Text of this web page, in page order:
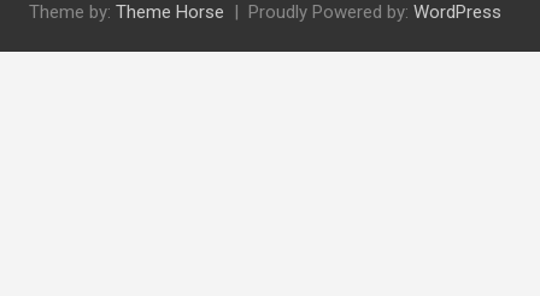
Theme by: Theme Horse Proudly Powered by: WordPress